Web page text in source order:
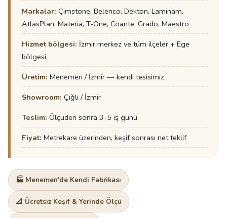
Markalar: Çimstone, Belenco, Dekton, Laminam,
AtlasPlan, Materia, T-One, Coante, Grado, Maestro
Hizmet bölgesi: İzmir merkez ve tüm ilçeler + Ege
bölgesi
Üretim: Menemen / İzmir — kendi tesisimiz
Showroom: Çiğli / İzmir
Teslim: Ölçüden sonra 3-5 iş günü
Fiyat: Metrekare üzerinden, keşif sonrası net teklif
🏭 Menemen'de Kendi Fabrikası
📐 Ücretsiz Keşif & Yerinde Ölçü